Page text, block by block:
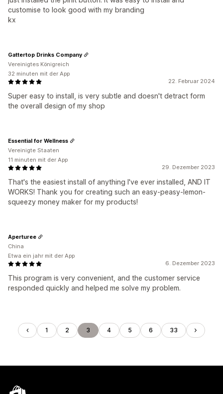
customise to look good with my branding
kx
22. Februar 2024
Super easy to install, is very subtle and doesn't detract form
the overall design of my shop
Gattertop Drinks Company
Vereinigtes Königreich
32 minuten mit der App
29. Dezember 2023
That's the easiest install of anything I've ever installed, AND IT
WORKS! Thank you for creating such an easy-peasy-lemon-
squeezy money maker for my products!
Essential for Wellness
Vereinigte Staaten
11 minuten mit der App
6. Dezember 2023
This program is very convenient, and the customer service
responded quickly and helped me solve my problem.
Aperturee
China
Etwa ein jahr mit der App
1 2 3 4 5 6 33